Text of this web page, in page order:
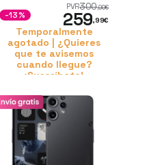
PVR300,00€
259,99€
-13%
Temporalmente
agotado | ¿Quieres
que te avisemos
cuando llegue?
¡Suscríbete!